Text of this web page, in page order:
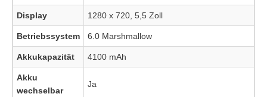
Display 1280 x 720, 5,5 Zoll
Betriebssystem 6.0 Marshmallow
Akkukapazität 4100 mAh
Akku
wechselbar
Ja